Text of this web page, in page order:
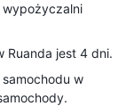
wypożyczalni
Ruanda jest 4 dni.
w